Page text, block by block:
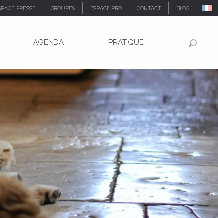
PRESSE GROUPES ESPACE PRO CONTACT BLOG
AGENDA PRATIQUE